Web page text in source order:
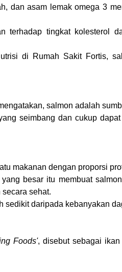
dan asam lemak omega 3
terhadap tingkat kolesterol
di Rumah Sakit Fortis,
salmon adalah
seimbang dan cukup
makanan dengan proporsi
besar itu membuat
sehat.
sedikit daripada kebanyakan
Foods', disebut sebagai